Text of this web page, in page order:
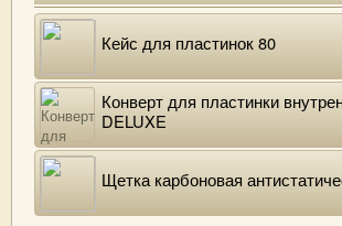
Кейс для пластинок 80
Конверт для пластинки
DELUXE
Щетка карбоновая